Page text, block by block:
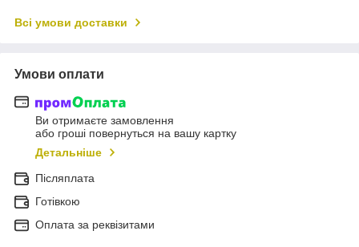
Всі умови доставки
Умови оплати
Ви отримаєте замовлення
або гроші повернуться на вашу картку
Детальніше
Післяплата
Готівкою
Оплата за реквізитами